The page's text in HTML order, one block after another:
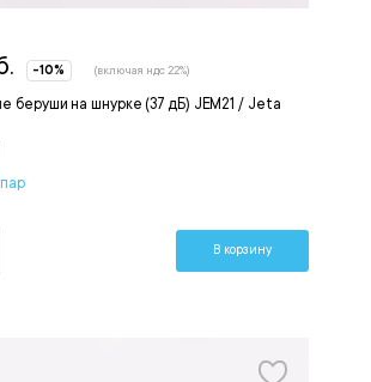
беруши на шнурке (37 дБ) JEM21 / Jeta
-10% (включая ндс 22%)
В корзину